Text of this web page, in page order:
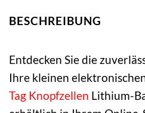
BESCHREIBUNG
Entdecken Sie die
Ihre kleinen
Tag Knopfzellen Lithium-